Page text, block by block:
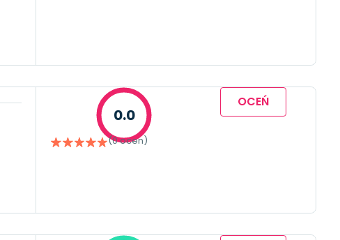
0.0
(0 ocen)
OCEŃ